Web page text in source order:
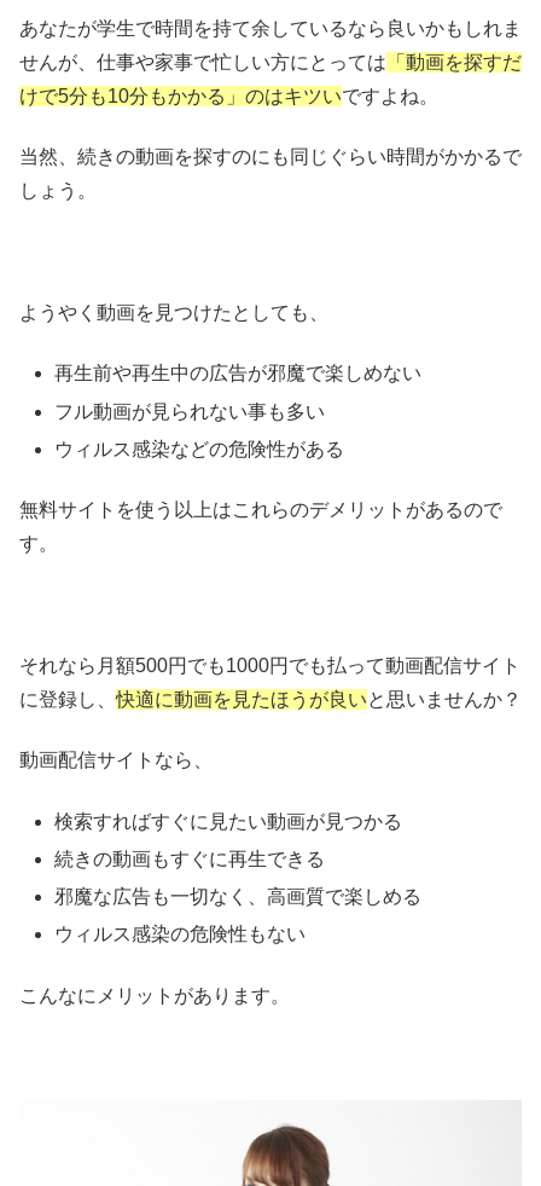
あなたが学生で時間を持て余しているなら良いかもしれま
せんが、仕事や家事で忙しい方にとっては 「動画を探すだ
けで5分も10分もかかる」のはキツいですよね。
当然、続きの動画を探すのにも同じぐらい時間がかかるで
しょう。
ようやく動画を見つけたとしても、
再生前や再生中の広告が邪魔で楽しめない
フル動画が見られない事も多い
ウィルス感染などの危険性がある
無料サイトを使う以上はこれらのデメリットがあるので
す。
それなら月額500円でも1000円でも払って動画配信サイト
に登録し、快適に動画を見たほうが良いと思いませんか？
動画配信サイトなら、
検索すればすぐに見たい動画が見つかる
続きの動画もすぐに再生できる
邪魔な広告も一切なく、高画質で楽しめる
ウィルス感染の危険性もない
こんなにメリットがあります。